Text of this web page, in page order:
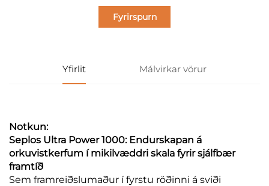
Fyrirspurn
Yfirlit Málvirkar vörur
Notkun:
Seplos Ultra Power 1000: Endurskapan á
orkuvistkerfum í mikilvæddri skala fyrir sjálfbær
framtíð
Sem framreiðslumaður í fyrstu röðinni á sviði